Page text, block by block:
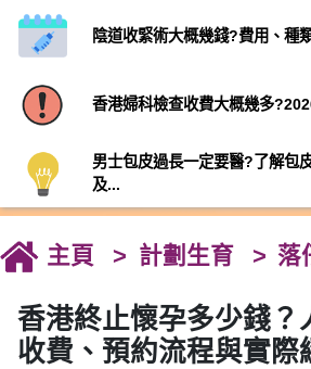
陰道收緊術大概幾錢?費用、種
香港婦科檢查收費大概幾多
男士包皮過長一定要醫?了解包
及...
主頁 計劃生育 落
香港終止懷孕多少錢？
收費、預約流程與實際